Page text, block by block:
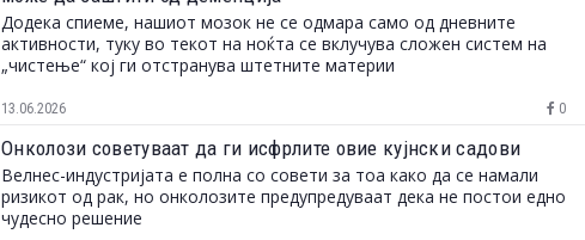
Додека спиеме, нашиот мозок не се одмара само од дневните
активности, туку во текот на ноќта се вклучува сложен систем на
„чистење“ кој ги отстранува штетните материи
13.06.2026 0
Онколози советуваат да ги исфрлите овие кујнски садови
Велнес-индустријата е полна со совети за тоа како да се намали
ризикот од рак, но онколозите предупредуваат дека не постои едно
чудесно решение